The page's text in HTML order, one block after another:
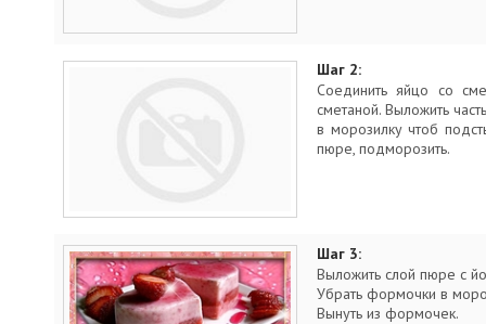
Шаг 2:
Соединить яйцо со
сметаной. Выложить
в морозилку чтоб
пюре, подморозить.
Шаг 3:
Выложить слой пюре с
Убрать формочки в
Вынуть из формочек.